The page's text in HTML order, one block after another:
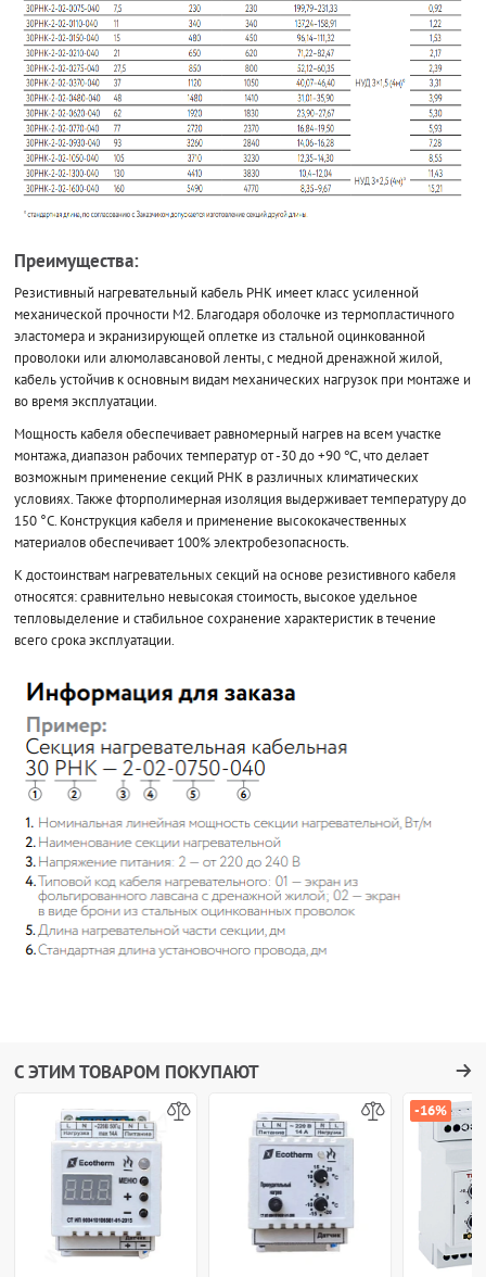
Преимущества:
Резистивный нагревательный кабель РНК имеет класс усиленной
механической прочности М2. Благодаря оболочке из термопластичного
эластомера и экранизирующей оплетке из стальной оцинкованной
проволоки или алюмолавсановой ленты, с медной дренажной жилой,
кабель устойчив к основным видам механических нагрузок при монтаже и
во время эксплуатации.
Мощность кабеля обеспечивает равномерный нагрев на всем участке
монтажа, диапазон рабочих температур от -30 до +90 ℃, что делает
возможным применение секций РНК в различных климатических
условиях. Также фторполимерная изоляция выдерживает температуру до
150 °С. Конструкция кабеля и применение высококачественных
материалов обеспечивает 100% электробезопасность.
К достоинствам нагревательных секций на основе резистивного кабеля
относятся: сравнительно невысокая стоимость, высокое удельное
тепловыделение и стабильное сохранение характеристик в течение
всего срока эксплуатации.
С ЭТИМ ТОВАРОМ ПОКУПАЮТ
-16%